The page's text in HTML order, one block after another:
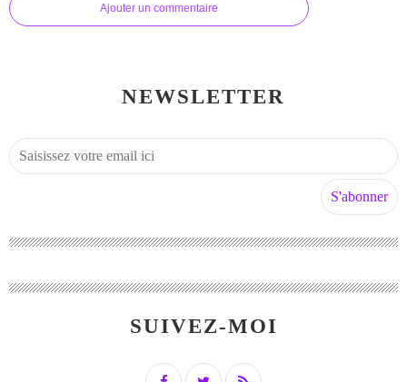
Ajouter un commentaire
NEWSLETTER
SUIVEZ-MOI